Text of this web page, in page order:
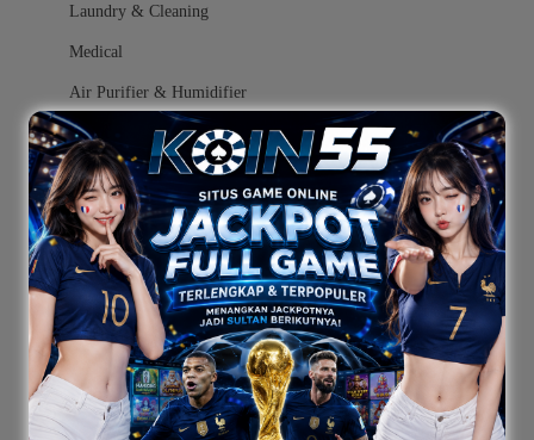
MiaMily
Mimi & Lula
Mini Monkey
Moby
Momama
Momami
Momcozy
Monster Jam
Mooimom
Mothercare
Laundry & Cleaning
Medical
Air Purifier & Humidifier
popok
mainan
ayunan dan walker bayi
alas bermain anak bayi
mainan anak bayi
mothercare toys